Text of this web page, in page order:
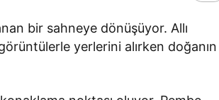
bir sahneye dönüşüyor. Allı
yerlerini alırken doğanın